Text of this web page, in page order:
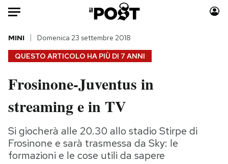
Auto
HOME
Italia
Politica
Tecnologia
Internet
Scienza
Moda
Storie/Idee
Ok Boomer!
Media
QUESTO ARTICOLO HA PIÙ DI 7 ANNI
MINI Domenica 23 settembre 2018
Frosinone-Juventus in
streaming e in TV
Si giocherà alle 20.30 allo stadio Stirpe di
Frosinone e sarà trasmessa da Sky: le
formazioni e le cose utili da sapere